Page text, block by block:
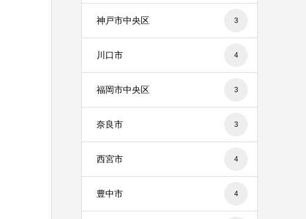
神戸市中央区 3
川口市 4
福岡市中央区 3
奈良市 3
西宮市 4
豊中市 4